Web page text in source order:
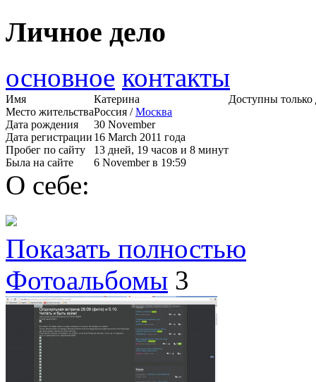
Личное дело
основное контакты
Имя
Катерина
Место жительстваРоссия /Москва
Дата рождения
30 November
Дата регистрации 16 March 2011 года
Пробег по сайту
13 дней, 19 часов и 8 минут
Была на сайте
6 November в 19:59
Доступны только
О себе:
Показать полностью
Фотоальбомы 3